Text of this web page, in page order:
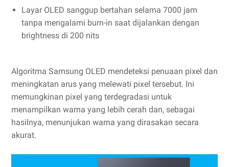
Layar OLED sanggup bertahan selama 7000 jam
tanpa mengalami burn-in saat dijalankan dengan
brightness di 200 nits
Algoritma Samsung OLED mendeteksi penuaan pixel dan
meningkatan arus yang melewati pixel tersebut. Ini
memungkinan pixel yang terdegradasi untuk
menampilkan warna yang lebih cerah dan, sebagai
hasilnya, menunjukan warna yang dirasakan secara
akurat.